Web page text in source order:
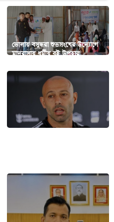
ভোলায় বসুন্ধরা শুভসংঘের উদ্যোগে
মাদরাসায় ধর্মীয় বই উপহার